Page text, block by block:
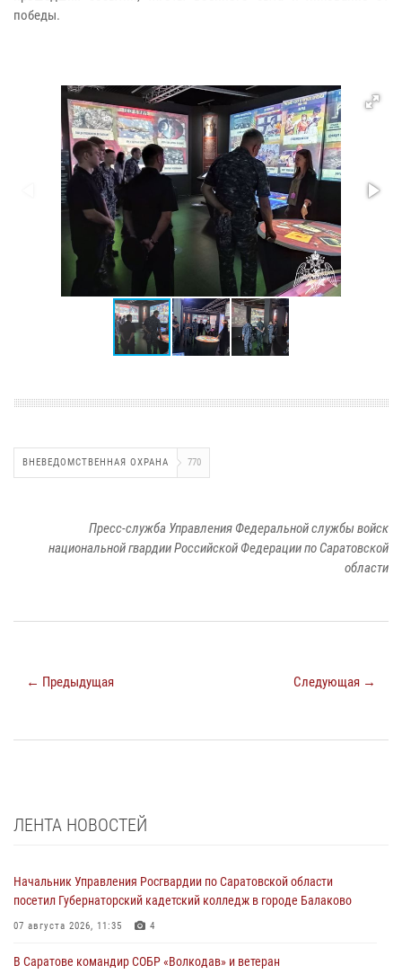
победы.
ВНЕВЕДОМСТВЕННАЯ ОХРАНА 770
Пресс-служба Управления Федеральной службы войск
национальной гвардии Российской Федерации по Саратовской
области
← Предыдущая Следующая →
ЛЕНТА НОВОСТЕЙ
Начальник Управления Росгвардии по Саратовской области
посетил Губернаторский кадетский колледж в городе Балаково
07 августа 2026, 11:35 4
В Саратове командир СОБР «Волкодав» и ветеран